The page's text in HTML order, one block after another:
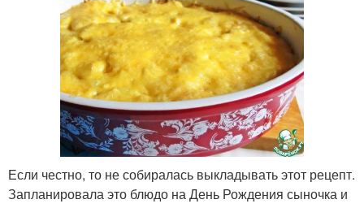
Если честно, то не собиралась выкладывать этот рецепт.
Запланировала это блюдо на День Рождения сыночка и